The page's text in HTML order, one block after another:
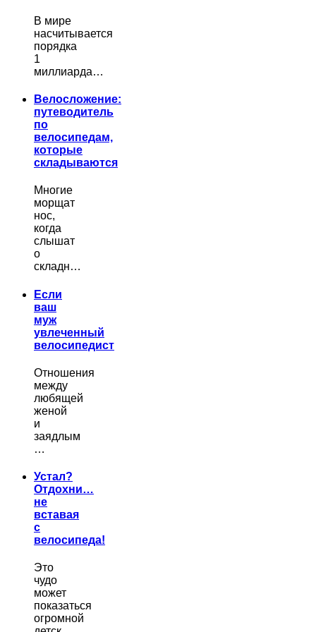
В мире
насчитывается
порядка
1
миллиарда…
Велосложение:
путеводитель
по
велосипедам,
которые
складываются
Многие
морщат
нос,
когда
слышат
о
складн…
Если
ваш
муж
увлеченный
велосипедист
Отношения
между
любящей
женой
и
заядлым
…
Устал?
Отдохни…
не
вставая
с
велосипеда!
Это
чудо
может
показаться
огромной